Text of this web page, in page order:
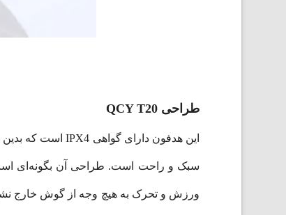
طراحی QCY T20
سبک و راحت است. طراحی آن بگونه‌ای
ورزش و تحرک به هیچ وجه از گوش خارج